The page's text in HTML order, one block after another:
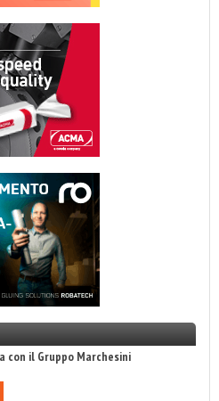
con il Gruppo Marchesini